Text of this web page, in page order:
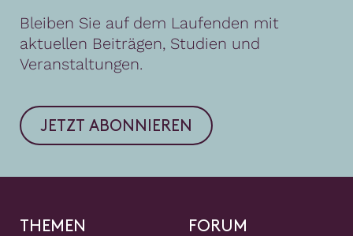
Bleiben Sie auf dem Laufenden mit
aktuellen Beiträgen, Studien und
Veranstaltungen.
JETZT ABONNIEREN
THEMEN FORUM